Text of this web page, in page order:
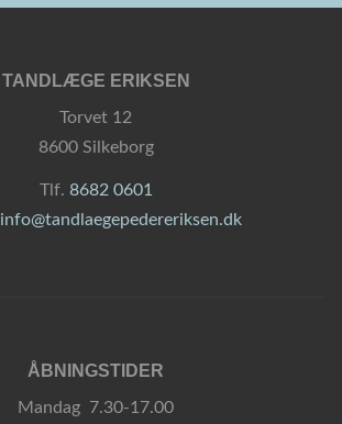
TANDLÆGE ERIKSEN
Torvet 12
8600 Silkeborg
Tlf. 8682 0601
info@tandlaegepedereriksen.dk
ÅBNINGSTIDER
Mandag 7.30-17.00